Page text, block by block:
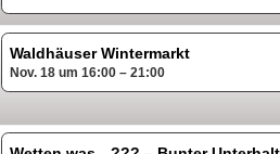
Waldhäuser Wintermarkt
Nov. 18 um 16:00 – 21:00